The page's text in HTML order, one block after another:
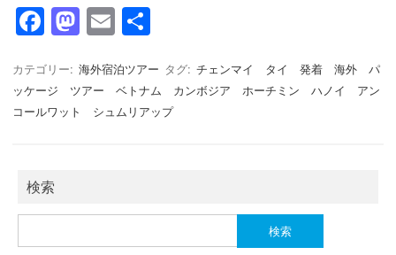
F
c
e
o
k
M
st
o
E
ail
カテゴリー: 海外宿泊ツアー タグ: チェンマイ タイ 発着 海外 パ
ッケージ ツアー ベトナム カンボジア ホーチミン ハノイ アン
コールワット シュムリアップ
検索
索: